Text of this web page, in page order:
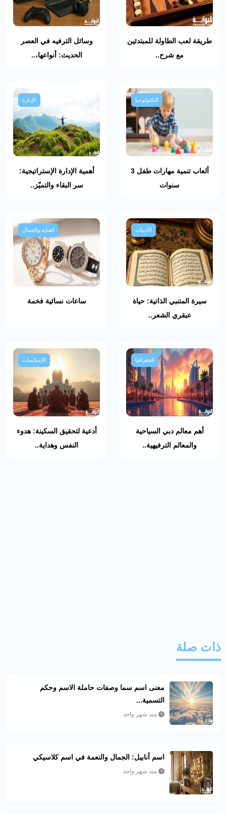
طريقة لعب الطاولة للمبتدئين
مع شرح..
وسائل الترفيه في العصر
الحديث: أنواعها،..
التكنولوجيا
ألعاب تنمية مهارات طفل 3
سنوات
الإدارة
أهمية الإدارة الإستراتيجية:
سر البقاء والتميّز..
الأدبيات
سيرة المتنبي الذاتية: حياة
عبقري الشعر..
العناية والجمال
ساعات نسائية فخمة
الجغرافيا
أهم معالم دبي السياحية
والمعالم الترفيهية..
الإسلاميات
أدعية لتحقيق السكينة: هدوء
النفس وهداية..
ذات صلة
معنى اسم سما وصفات حاملة الاسم وحكم
التسمية...
منذ شهر واحد
اسم أنابيل: الجمال والنعمة في اسم كلاسيكي
منذ شهر واحد